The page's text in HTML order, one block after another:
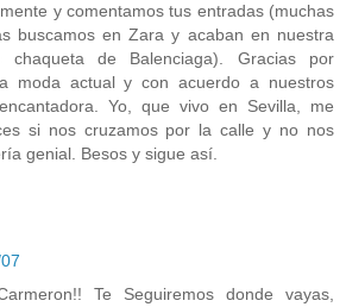
y comentamos tus entradas (muchas
buscamos en Zara y acaban en nuestra
chaqueta de Balenciaga). Gracias por
moda actual y con acuerdo a nuestros
Yo, que vivo en Sevilla, me
si nos cruzamos por la calle y no nos
genial. Besos y sigue así.
Te Seguiremos donde vayas,